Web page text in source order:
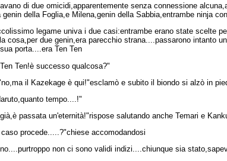
di due omicidi,apparentemente senza connessione
genin della Foglia,e Milena,genin della Sabbia,entrambe ninja
legame univa i due casi:entrambe erano state scelte
cosa,per due genin,era parecchio strana....passarono intanto
porta....era Ten Ten
Ten!è successo qualcosa?"
il Kazekage è qui!"esclamò e subito il biondo si alzò in
tempo....!"
passata un'eternità!"rispose salutando anche Temari e
procede.....?"chiese accomodandosi
non ci sono validi indizi....chiunque sia